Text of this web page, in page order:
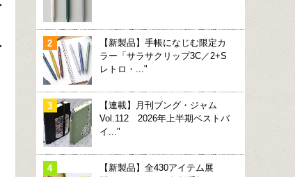
【新製品】手帳になじむ限定カ
ラー「サラサクリップ3C／2+S
レトロ・..."
【連載】月刊ブング・ジャム
Vol.112 2026年上半期ベストバ
イ..."
【新製品】全430アイテム展